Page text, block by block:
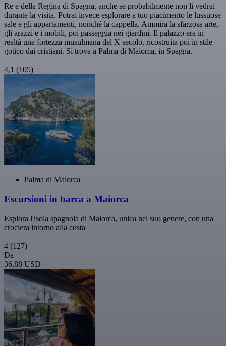
Re e della Regina di Spagna, anche se probabilmente non li vedrai
durante la visita. Potrai invece esplorare a tuo piacimento le lussuose
sale e gli appartamenti, nonché la cappella. Ammira la sfarzosa arte,
gli arazzi e i mobili, poi passeggia nei giardini. Il palazzo era in
realtà una fortezza musulmana del X secolo, ricostruita poi in stile
gotico dai cristiani. Si trova a Palma di Maiorca, in Spagna.
4,1 (105)
Palma di Maiorca
Escursioni in barca a Maiorca
Esplora l'isola spagnola di Maiorca, unica nel suo genere, con una
crociera intorno alla costa
4 (127)
Da
36,88 USD